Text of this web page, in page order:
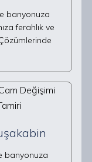
banyonuza
ferahlık ve
banyonuza